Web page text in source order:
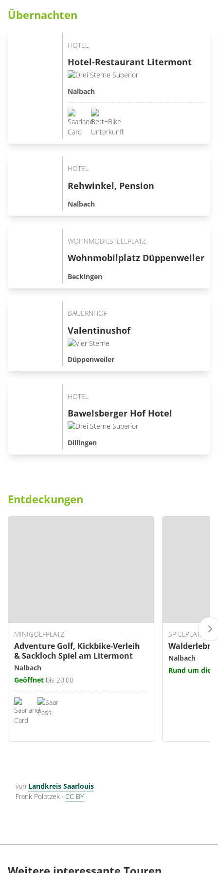
Übernachten
HOTEL
Hotel-Restaurant Litermont
Nalbach
HOTEL
Rehwinkel, Pension
Nalbach
WOHNMOBILSTELLPLATZ
Wohnmobilplatz Düppenweiler
Beckingen
BAUERNHOF
Valentinushof
Düppenweiler
HOTEL
Bawelsberger Hof Hotel
Dillingen
Entdeckungen
MINIGOLFPLATZ
Adventure Golf, Kickbike-Verleih
& Sackloch Spiel am Litermont
Nalbach
Geöffnet bis 20:00
SPIELPLATZ
Nalbach
Rund um die
von Landkreis Saarlouis
Frank Polotzek · CC BY